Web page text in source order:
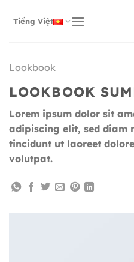
quaTiếng Việt
Lookbook
LOOKBOOK
Lorem ipsum dolor sit
adipiscing elit, sed diam
tincidunt ut laoreet
volutpat.